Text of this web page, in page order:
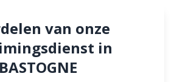
van onze
in
BASTOGNE